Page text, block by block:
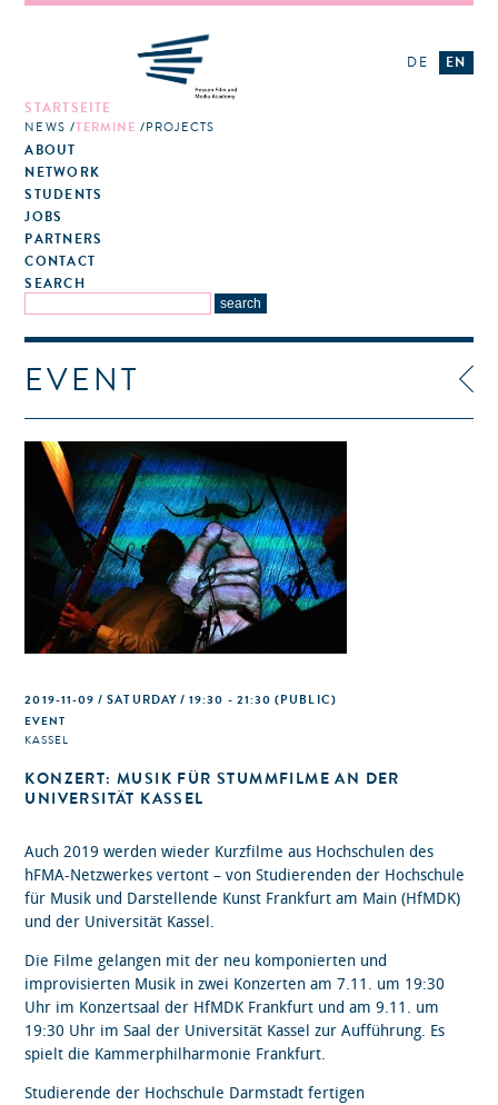
STARTSEITE
NEWS TERMINE PROJECTS
ABOUT
NETWORK
STUDENTS
JOBS
PARTNERS
CONTACT
SEARCH
DE EN
EVENT
2019-11-09 / SATURDAY / 19:30 - 21:30 (PUBLIC)
EVENT
KASSEL
KONZERT: MUSIK FÜR STUMMFILME AN DER
UNIVERSITÄT KASSEL
Auch 2019 werden wieder Kurzfilme aus Hochschulen des
hFMA-Netzwerkes vertont – von Studierenden der Hochschule
für Musik und Darstellende Kunst Frankfurt am Main (HfMDK)
und der Universität Kassel.
Die Filme gelangen mit der neu komponierten und
improvisierten Musik in zwei Konzerten am 7.11. um 19:30
Uhr im Konzertsaal der HfMDK Frankfurt und am 9.11. um
19:30 Uhr im Saal der Universität Kassel zur Aufführung. Es
spielt die Kammerphilharmonie Frankfurt.
Studierende der Hochschule Darmstadt fertigen